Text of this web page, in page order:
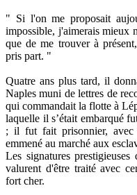
" Si l'on me proposait
impossible, j'aimerais mieux
que de me trouver à
pris part. "
Quatre ans plus tard, il
Naples muni de lettres de
qui commandait la flotte à
laquelle il s’était embarqué
; il fut fait prisonnier, avec
emmené au marché aux
Les signatures
valurent d'être traité avec
fort cher.